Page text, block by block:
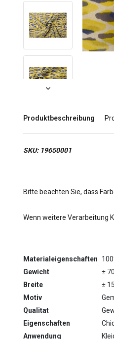
Produktbeschreibung
SKU: 19650001
Bitte beachten Sie, dass
Wenn weitere Verarbeitung
Materialeigenschaften
Gewicht
±
Breite
±
Motiv
Qualitat
Eigenschaften
Anwendung